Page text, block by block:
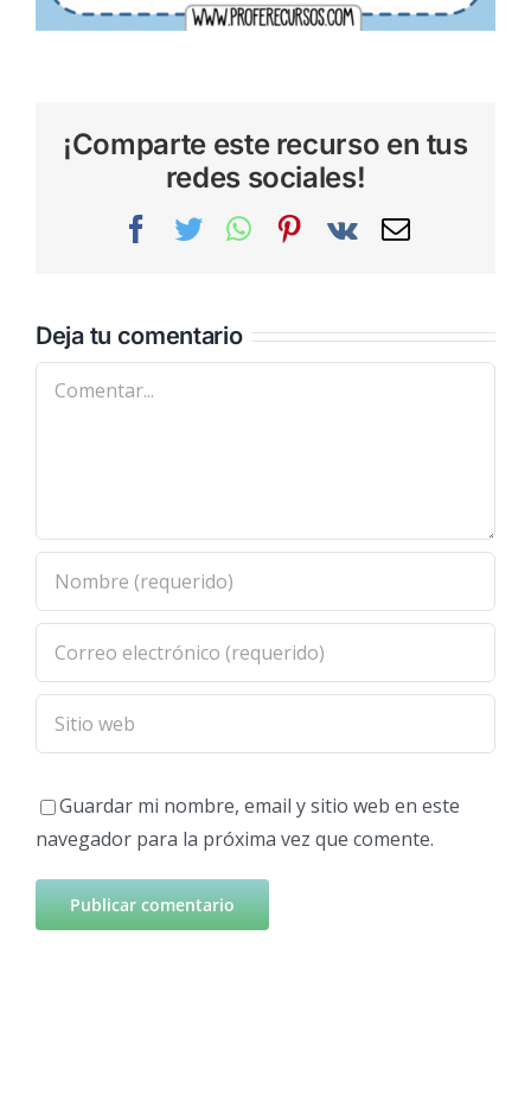
¡Comparte este recurso en tus
redes sociales!
Facebook
TwitterWhatsAppPinterest
Vk
Correo
Deja tu comentario
Comentar
Guardar mi nombre, email y sitio web en este
navegador para la próxima vez que comente.